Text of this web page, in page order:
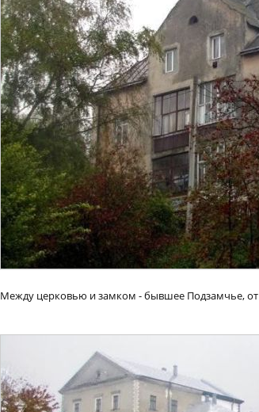
Между церковью и замком - бывшее Подзамчье, от